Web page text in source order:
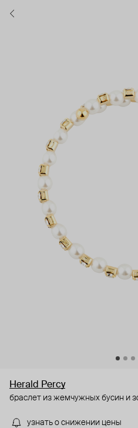
Herald Percy
браслет из жемчужных бусин и
узнать о снижении цены